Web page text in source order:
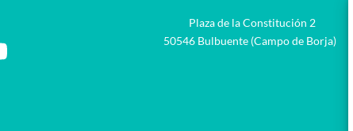
Plaza de la Constitución 2
50546 Bulbuente (Campo de Borja)